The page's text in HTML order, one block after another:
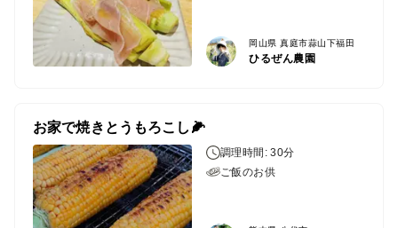
岡山県 真庭市蒜山下福田
ひるぜん農園
お家で焼きとうもろこし🌽
調理時間: 30分
ご飯のお供